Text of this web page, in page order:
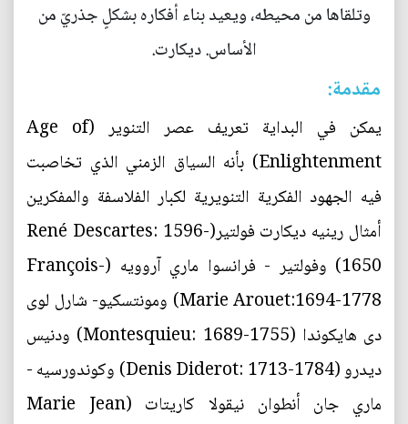
وتلقاها من محيطه، ويعيد بناء أفكاره بشكلٍ جذريّ من
الأساس. ديكارت.
مقدمة:
يمكن في البداية تعريف عصر التنوير (Age of
Enlightenment) بأنه السياق الزمني الذي تخاصبت
فيه الجهود الفكرية التنويرية لكبار الفلاسفة والمفكرين
أمثال رينيه ديكارت فولتير(René Descartes: 1596-
1650) وفولتير - فرانسوا ماري آروويه (François-
Marie Arouet:1694-1778) ومونتسكيو- شارل لوى
دى هايكوندا (Montesquieu: 1689-1755) ودنيس
ديدرو (Denis Diderot: 1713-1784) وكوندورسيه -
ماري جان أنطوان نيقولا كاريتات (Marie Jean